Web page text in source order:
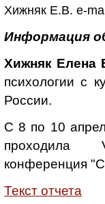
Хижняк Е.В. e-
Информация
Хижняк Елена
психологии с
России.
С 8 по 10
проходила
конференция
Текст отчета